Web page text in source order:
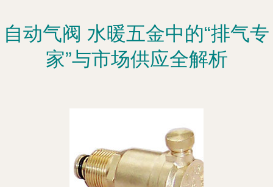
自动气阀 水暖五金中的“排气专
家”与市场供应全解析